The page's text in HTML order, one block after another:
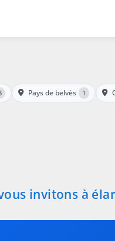
Pays de belvès 1
invitons à